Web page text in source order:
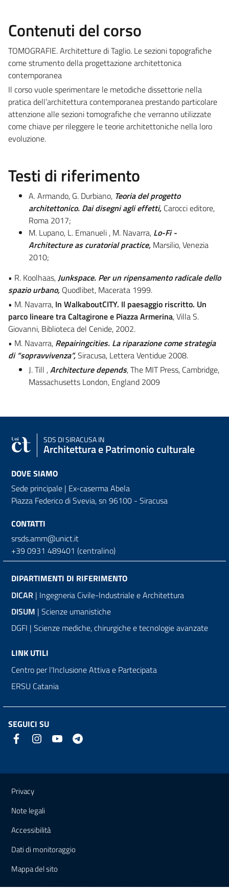
Contenuti del corso
TOMOGRAFIE. Architetture di Taglio. Le sezioni topografiche
come strumento della progettazione architettonica
contemporanea
Il corso vuole sperimentare le metodiche dissettorie nella
pratica dell’architettura contemporanea prestando particolare
attenzione alle sezioni tomografiche che verranno utilizzate
come chiave per rileggere le teorie architettoniche nella loro
evoluzione.
Testi di riferimento
A. Armando, G. Durbiano, Teoria del progetto
architettonico. Dai disegni agli effetti, Carocci editore,
Roma 2017;
M. Lupano, L. Emanueli , M. Navarra, Lo-Fi -
Architecture as curatorial practice, Marsilio,Venezia
2010;
• R. Koolhaas,Junkspace. Per un ripensamento radicale dello
spazio urbano, Quodlibet, Macerata 1999.
• M. Navarra, In WalkaboutCITY. Il paesaggio riscritto. Un
parco lineare tra Caltagirone e Piazza Armerina, Villa S.
Giovanni, Biblioteca del Cenide, 2002.
• M. Navarra, Repairingcities. La riparazione come strategia
di “sopravvivenza”,Siracusa, Lettera Ventidue 2008.
J. Till ,Architecture depends, The MIT Press, Cambridge,
Massachusetts London, England 2009
SDS DI SIRACUSA IN
Architettura e Patrimonio culturale
DOVE SIAMO
Sede principale | Ex-caserma Abela
Piazza Federico di Svevia, sn 96100 - Siracusa
CONTATTI
srsds.amm@unict.it
+39 0931 489401 (centralino)
DIPARTIMENTI DI RIFERIMENTO
DICAR | Ingegneria Civile-Industriale e Architettura
DISUM | Scienze umanistiche
DGFI | Scienze mediche, chirurgiche e tecnologie avanzate
LINK UTILI
Centro per l'Inclusione Attiva e Partecipata
ERSU Catania
SEGUICI SU
Link e informazioni utili
Privacy
Note legali
Accessibilità
Dati di monitoraggio
Mappa del sito